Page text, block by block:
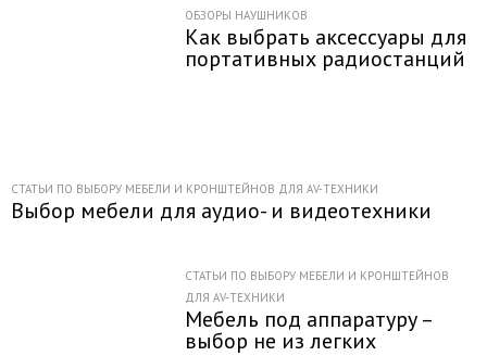
ОБЗОРЫ НАУШНИКОВ
Как выбрать аксессуары для
портативных радиостанций
СТАТЬИ ПО ВЫБОРУ МЕБЕЛИ И КРОНШТЕЙНОВ ДЛЯ AV-ТЕХНИКИ
Выбор мебели для аудио- и видеотехники
СТАТЬИ ПО ВЫБОРУ МЕБЕЛИ И КРОНШТЕЙНОВ
ДЛЯ AV-ТЕХНИКИ
Мебель под аппаратуру –
выбор не из легких